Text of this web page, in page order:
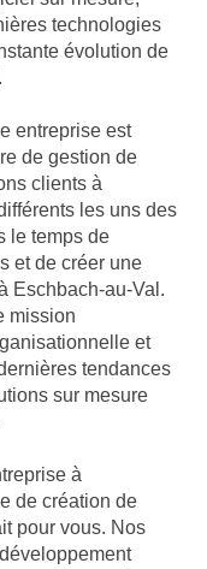
technologies
évolution de
entreprise est
de gestion de
clients à
les uns des
le temps de
et de créer une
Eschbach-au-Val.
mission
et
tendances
sur mesure
à
de création de
pour vous. Nos